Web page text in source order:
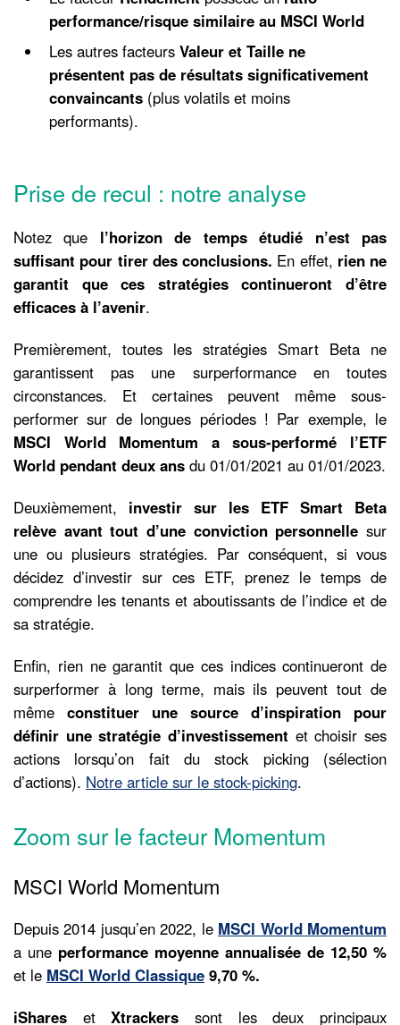
performance/risque similaire au MSCI World
Les autres facteurs Valeur et Taille ne
présentent pas de résultats significativement
convaincants (plus volatils et moins
performants).
Prise de recul : notre analyse
Notez que l’horizon de temps étudié n’est pas
suffisant pour tirer des conclusions. En effet, rien ne
garantit que ces stratégies continueront d’être
efficaces à l’avenir.
Premièrement, toutes les stratégies Smart Beta ne
garantissent pas une surperformance en toutes
circonstances. Et certaines peuvent même sous-
performer sur de longues périodes ! Par exemple, le
MSCI World Momentum a sous-performé l’ETF
World pendant deux ans du 01/01/2021 au 01/01/2023.
Deuxièmement, investir sur les ETF Smart Beta
relève avant tout d’une conviction personnelle sur
une ou plusieurs stratégies. Par conséquent, si vous
décidez d’investir sur ces ETF, prenez le temps de
comprendre les tenants et aboutissants de l’indice et de
sa stratégie.
Enfin, rien ne garantit que ces indices continueront de
surperformer à long terme, mais ils peuvent tout de
même constituer une source d’inspiration pour
définir une stratégie d’investissement et choisir ses
actions lorsqu’on fait du stock picking (sélection
d’actions). Notre article sur le stock-picking.
Zoom sur le facteur Momentum
MSCI World Momentum
Depuis 2014 jusqu’en 2022, le MSCI World Momentum
a une performance moyenne annualisée de 12,50 %
et le MSCI World Classique 9,70 %.
iShares etXtrackers sont les deux principaux